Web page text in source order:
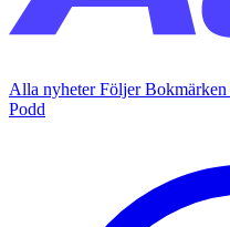
Alla nyheterFöljerBokmärken
Podd